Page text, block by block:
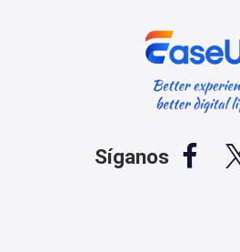
Síganos 